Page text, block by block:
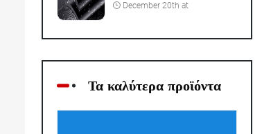
December 20th at
Τα καλύτερα προϊόντα